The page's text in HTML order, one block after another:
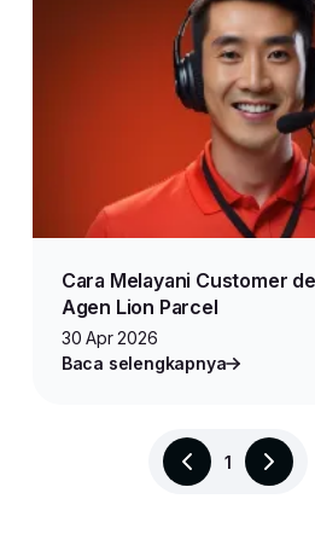
Cara Melayani Customer
Agen Lion Parcel
30 Apr 2026
Baca selengkapnya
1